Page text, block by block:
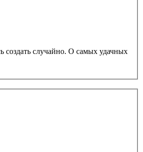
создать случайно. О самых удачных